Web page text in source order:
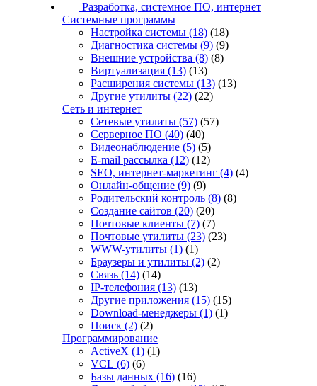
Разработка, системное ПО, интернет
Системные программы
Настройка системы (18) (18)
Диагностика системы (9) (9)
Внешние устройства (8) (8)
Виртуализация (13) (13)
Расширения системы (13) (13)
Другие утилиты (22) (22)
Сеть и интернет
Сетевые утилиты (57) (57)
Серверное ПО (40) (40)
Видеонаблюдение (5) (5)
E-mail рассылка (12) (12)
SEO, интернет-маркетинг (4) (4)
Онлайн-общение (9) (9)
Родительский контроль (8) (8)
Создание сайтов (20) (20)
Почтовые клиенты (7) (7)
Почтовые утилиты (23) (23)
WWW-утилиты (1) (1)
Браузеры и утилиты (2) (2)
Связь (14) (14)
IP-телефония (13) (13)
Другие приложения (15) (15)
Download-менеджеры (1) (1)
Поиск (2) (2)
Программирование
ActiveX (1) (1)
VCL (6) (6)
Базы данных (16) (16)